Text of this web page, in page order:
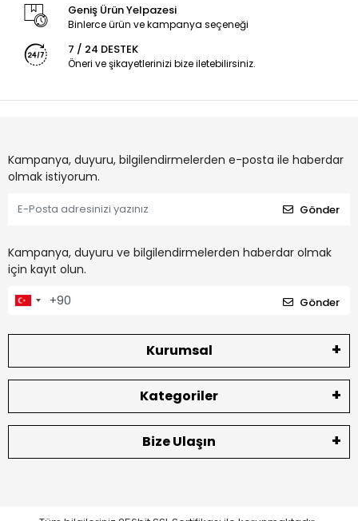
Geniş Ürün Yelpazesi
Binlerce ürün ve kampanya seçeneği
7 / 24 DESTEK
Öneri ve şikayetlerinizi bize iletebilirsiniz.
Kampanya, duyuru, bilgilendirmelerden e-posta ile haberdar
olmak istiyorum.
Gönder
Kampanya, duyuru ve bilgilendirmelerden haberdar olmak
için kayıt olun.
Gönder
Kurumsal
Kategoriler
Bize Ulaşın